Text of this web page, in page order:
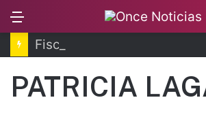
PATRICIA